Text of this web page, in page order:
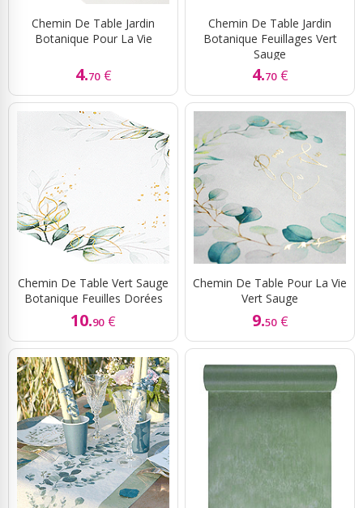
Chemin De Table Jardin
Botanique Pour La Vie
4.70 €
Chemin De Table Jardin
Botanique Feuillages Vert
Sauge
4.70 €
Chemin De Table Vert Sauge
Botanique Feuilles Dorées
10.90 €
Chemin De Table Pour La Vie
Vert Sauge
9.50 €